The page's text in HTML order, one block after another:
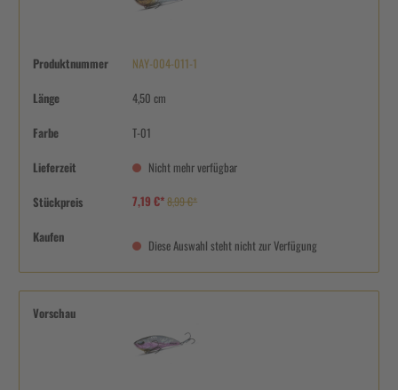
Produktnummer NAY-004-011-1
Länge 4,50 cm
Farbe T-01
Lieferzeit Nicht mehr verfügbar
Stückpreis 7,19 €*8,99 €*
Kaufen
Diese Auswahl steht nicht zur Verfügung
Vorschau